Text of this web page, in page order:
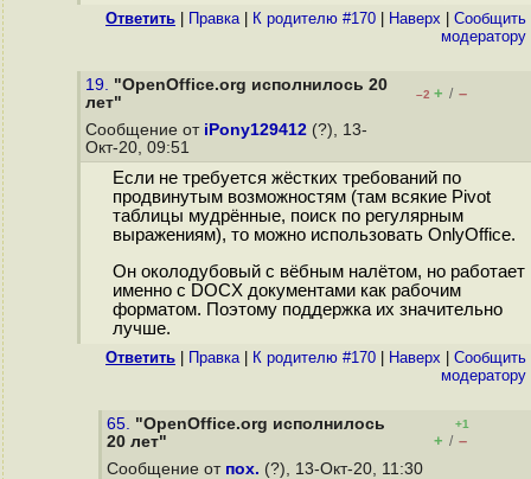
Ответить Правка| К родителю #170 Наверх
Cообщить
модератору
19. "OpenOffice.org исполнилось 20
лет"
–2 + / –
Сообщение от iPony129412 (?), 13-
Окт-20, 09:51
Если не требуется жёстких требований по
продвинутым возможностям (там всякие Pivot
таблицы мудрённые, поиск по регулярным
выражениям), то можно использовать OnlyOffice.
Он околодубовый с вёбным налётом, но работает
именно с DOCX документами как рабочим
форматом. Поэтому поддержка их значительно
лучше.
Ответить Правка| К родителю #170 Наверх
Cообщить
модератору
65. "OpenOffice.org исполнилось
20 лет"
+1
+ / –
Сообщение от пох. (?), 13-Окт-20, 11:30